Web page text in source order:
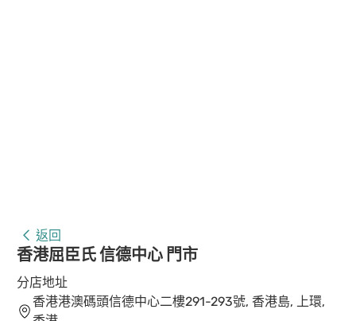
返回
香港屈臣氏 信德中心 門市
分店地址
香港港澳碼頭信德中心二樓291-293號, 香港島, 上環,